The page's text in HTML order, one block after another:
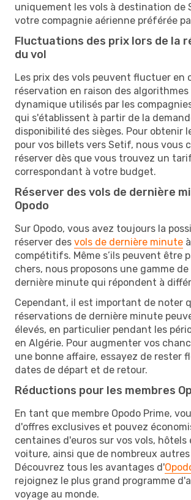
uniquement les vols à destination de
votre compagnie aérienne préférée
Fluctuations des prix lors de la
du vol
Les prix des vols peuvent fluctuer en
réservation en raison des
dynamique utilisés par les
qui s'établissent à partir de la
disponibilité des sièges. Pour obtenir
pour vos billets vers Setif, nous vous
réserver dès que vous trouvez un
correspondant à votre budget.
Réserver des vols de dernière
Opodo
Sur Opodo, vous avez toujours la
réserver des vols de dernière minute
compétitifs. Même s’ils peuvent être
chers, nous proposons une gamme
dernière minute qui répondent à
Cependant, il est important de noter
réservations de dernière minute
élevés, en particulier pendant les
en Algérie. Pour augmenter vos
une bonne affaire, essayez de rester
dates de départ et de retour.
Réductions pour les membres
En tant que membre Opodo Prime,
d'offres exclusives et pouvez
centaines d'euros sur vos vols,
voiture, ainsi que de nombreux
Découvrez tous les avantages d'
rejoignez le plus grand programme
voyage au monde.